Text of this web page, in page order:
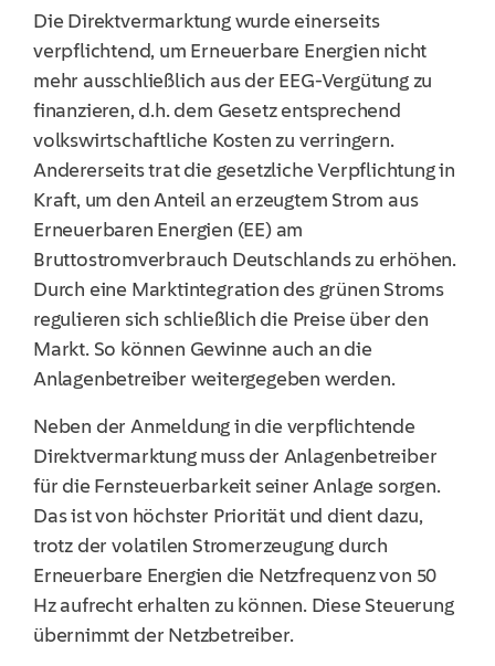
Die Direktvermarktung wurde einerseits
verpflichtend, um Erneuerbare Energien nicht
mehr ausschließlich aus der EEG-Vergütung zu
finanzieren, d.h. dem Gesetz entsprechend
volkswirtschaftliche Kosten zu verringern.
Andererseits trat die gesetzliche Verpflichtung in
Kraft, um den Anteil an erzeugtem Strom aus
Erneuerbaren Energien (EE) am
Bruttostromverbrauch Deutschlands zu erhöhen.
Durch eine Marktintegration des grünen Stroms
regulieren sich schließlich die Preise über den
Markt. So können Gewinne auch an die
Anlagenbetreiber weitergegeben werden.
Neben der Anmeldung in die verpflichtende
Direktvermarktung muss der Anlagenbetreiber
für die Fernsteuerbarkeit seiner Anlage sorgen.
Das ist von höchster Priorität und dient dazu,
trotz der volatilen Stromerzeugung durch
Erneuerbare Energien die Netzfrequenz von 50
Hz aufrecht erhalten zu können. Diese Steuerung
übernimmt der Netzbetreiber.